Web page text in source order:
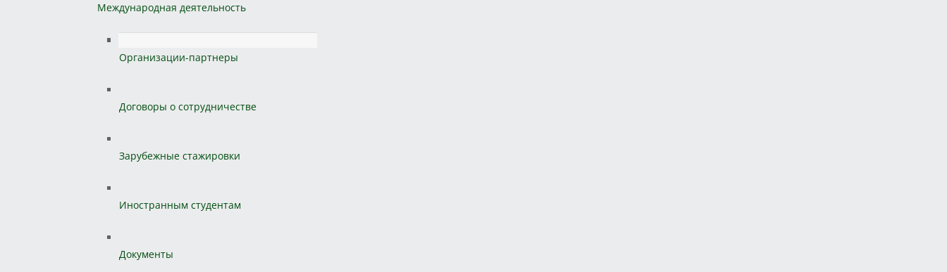
Международная деятельность
Организации-партнеры
Договоры о сотрудничестве
Зарубежные стажировки
Иностранным студентам
Документы